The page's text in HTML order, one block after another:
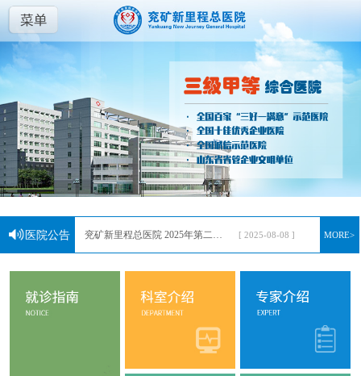
医院公告
兖矿新里程总医院临床试验伦理委员会成员名单
[ 2025-08-08 ]
[ 2024-07-16 ]
兖矿新里程总医院2024年一季度重要经济活动公示
兖矿新里程总医院 2024年第一批公开招聘工作人员简章 [ 2024-03-20 ]
MORE>